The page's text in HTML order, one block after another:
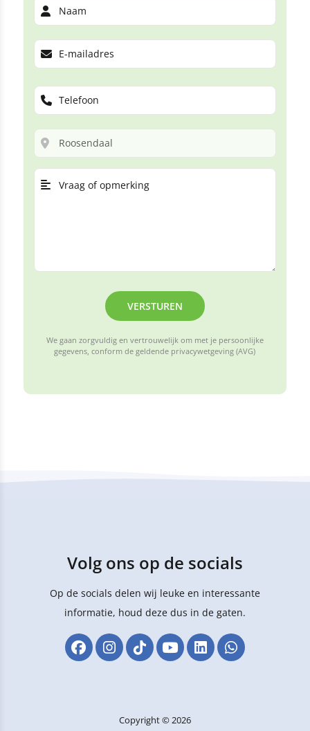
VERSTUREN
We gaan zorgvuldig en vertrouwelijk om met je persoonlijke
gegevens, conform de geldende privacywetgeving (AVG)
Volg ons op de socials
Op de socials delen wij leuke en interessante
informatie, houd deze dus in de gaten.
Copyright © 2026